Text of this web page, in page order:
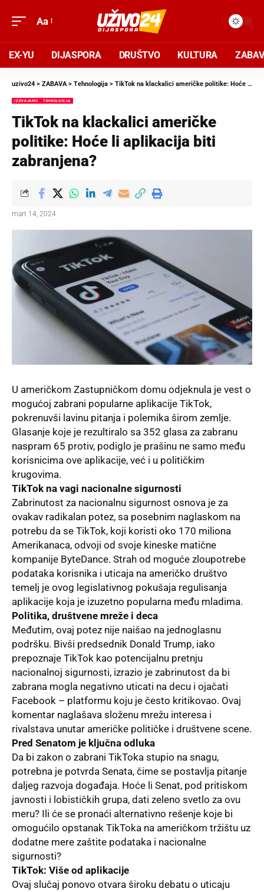
Aa
EX-YU DIJASPORA DRUŠTVO KULTURA
uzivo24 > ZABAVA> Tehnologija > TikTok na klackalici američke politike: Hoće li aplikacija biti zabranjena?
IZDVAJAMO TEHNOLOGIJA
TikTok na klackalici američke
politike: Hoće li aplikacija biti
zabranjena?
mart 14, 2024
U američkom Zastupničkom domu odjeknula je vest o
mogućoj zabrani popularne aplikacije TikTok,
pokrenuvši lavinu pitanja i polemika širom zemlje.
Glasanje koje je rezultiralo sa 352 glasa za zabranu
naspram 65 protiv, podiglo je prašinu ne samo među
korisnicima ove aplikacije, već i u političkim
krugovima.
TikTok na vagi nacionalne sigurnosti
Zabrinutost za nacionalnu sigurnost osnova je za
ovakav radikalan potez, sa posebnim naglaskom na
potrebu da se TikTok, koji koristi oko 170 miliona
Amerikanaca, odvoji od svoje kineske matične
kompanije ByteDance. Strah od moguće zloupotrebe
podataka korisnika i uticaja na američko društvo
temelj je ovog legislativnog pokušaja regulisanja
aplikacije koja je izuzetno popularna među mladima.
Politika, društvene mreže i deca
Međutim, ovaj potez nije naišao na jednoglasnu
podršku. Bivši predsednik Donald Trump, iako
prepoznaje TikTok kao potencijalnu pretnju
nacionalnoj sigurnosti, izrazio je zabrinutost da bi
zabrana mogla negativno uticati na decu i ojačati
Facebook – platformu koju je često kritikovao. Ovaj
komentar naglašava složenu mrežu interesa i
rivalstava unutar američke političke i društvene scene.
Pred Senatom je ključna odluka
Da bi zakon o zabrani TikToka stupio na snagu,
potrebna je potvrda Senata, čime se postavlja pitanje
daljeg razvoja događaja. Hoće li Senat, pod pritiskom
javnosti i lobističkih grupa, dati zeleno svetlo za ovu
meru? Ili će se pronaći alternativno rešenje koje bi
omogućilo opstanak TikToka na američkom tržištu uz
dodatne mere zaštite podataka i nacionalne
sigurnosti?
TikTok: Više od aplikacije
Ovaj slučaj ponovo otvara široku debatu o uticaju